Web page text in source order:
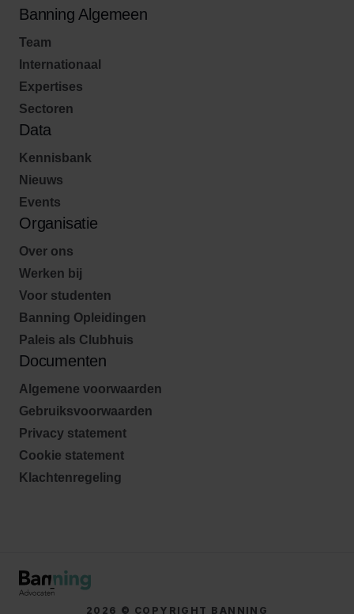
Banning Algemeen
Team
Internationaal
Expertises
Sectoren
Data
Kennisbank
Nieuws
Events
Organisatie
Over ons
Werken bij
Voor studenten
Banning Opleidingen
Paleis als Clubhuis
Documenten
Algemene voorwaarden
Gebruiksvoorwaarden
Privacy statement
Cookie statement
Klachtenregeling
2026 © COPYRIGHT BANNING